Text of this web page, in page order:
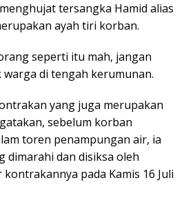
tersangka Hamid alias
ayah tiri korban.
seperti itu mah, jangan
warga di tengah kerumunan.
yang juga merupakan
sebelum korban
toren penampungan air, ia
dimarahi dan disiksa oleh
pada Kamis 16 Juli